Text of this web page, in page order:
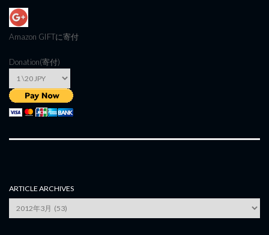
Amazon GIFTに寄付
Donation(寄付)
ARTICLE ARCHIVES
Article
Archives